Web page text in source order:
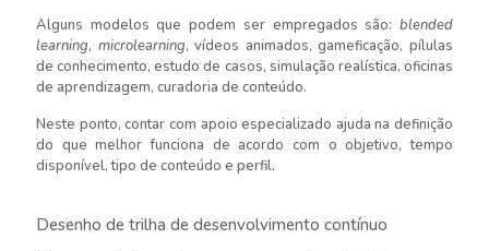
Alguns modelos que podem ser empregados são: blended
learning, microlearning, vídeos animados, gameficação, pílulas
de conhecimento, estudo de casos, simulação realística, oficinas
de aprendizagem, curadoria de conteúdo.
Neste ponto, contar com apoio especializado ajuda na definição
do que melhor funciona de acordo com o objetivo, tempo
disponível, tipo de conteúdo e perfil.
Desenho de trilha de desenvolvimento contínuo